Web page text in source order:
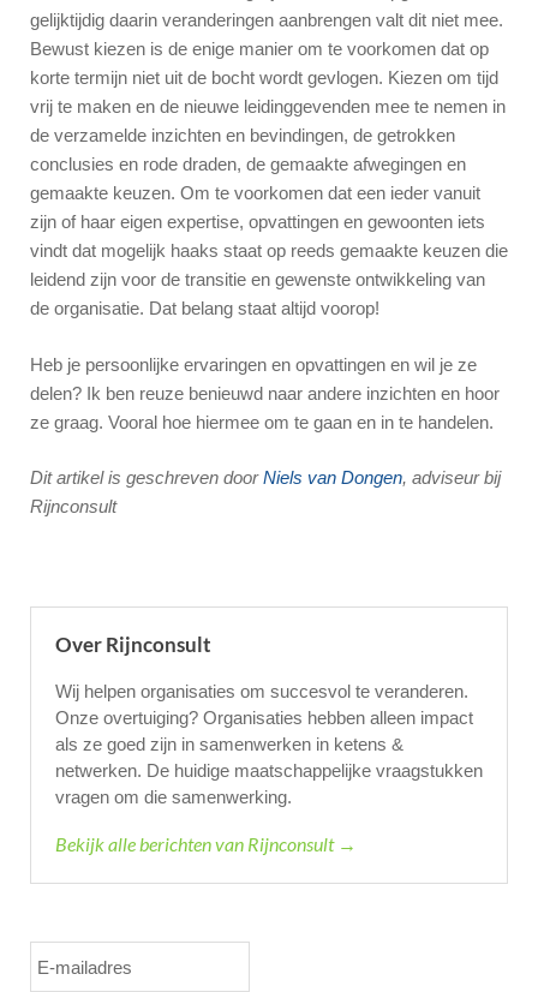
gelijktijdig daarin veranderingen aanbrengen valt dit niet mee.
Bewust kiezen is de enige manier om te voorkomen dat op
korte termijn niet uit de bocht wordt gevlogen. Kiezen om tijd
vrij te maken en de nieuwe leidinggevenden mee te nemen in
de verzamelde inzichten en bevindingen, de getrokken
conclusies en rode draden, de gemaakte afwegingen en
gemaakte keuzen. Om te voorkomen dat een ieder vanuit
zijn of haar eigen expertise, opvattingen en gewoonten iets
vindt dat mogelijk haaks staat op reeds gemaakte keuzen die
leidend zijn voor de transitie en gewenste ontwikkeling van
de organisatie. Dat belang staat altijd voorop!
Heb je persoonlijke ervaringen en opvattingen en wil je ze
delen? Ik ben reuze benieuwd naar andere inzichten en hoor
ze graag. Vooral hoe hiermee om te gaan en in te handelen.
Dit artikel is geschreven doorNiels van Dongen, adviseur bij
Rijnconsult
Over Rijnconsult
Wij helpen organisaties om succesvol te veranderen.
Onze overtuiging? Organisaties hebben alleen impact
als ze goed zijn in samenwerken in ketens &
netwerken. De huidige maatschappelijke vraagstukken
vragen om die samenwerking.
Bekijk alle berichten van Rijnconsult →